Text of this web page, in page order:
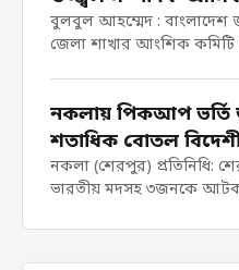
(টিআরসি) পদে
নিয়োগ,
ফেব্রুয়ারি ২০২৬
এর চূড়ান্ত...
বুলবুল আহম্মেদ : বাংলাদেশ
জেলা শাখার আংশিক কমিটি
সংসদের সভাপতি রাকিবুল
নকলায় পিকআপ ভর্তি
শতাধিক বোতল
নকলা (শেরপুর) প্রতিনিধি:
ভারতীয় মদসহ ৩জনকে আটক
হয়। আটককৃতরা হলেন,
কুরুয়া পশ্চিমপাড়া এলাকার